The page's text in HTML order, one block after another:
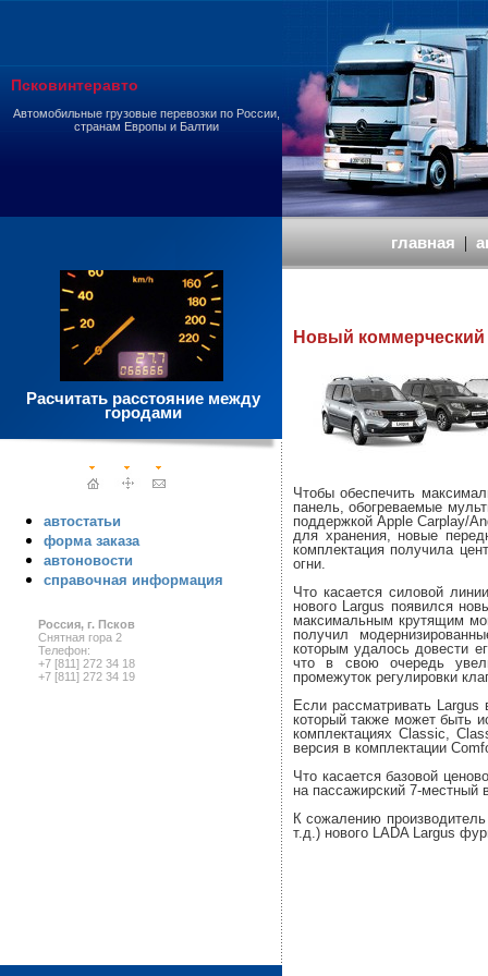
Псковинтеравто
Автомобильные грузовые перевозки по России,
странам Европы и Балтии
Расчитать расстояние между
городами
автостатьи
форма заказа
автоновости
справочная информация
Россия, г. Псков
Снятная гора 2
Телефон:
+7 [811] 272 34 18
+7 [811] 272 34 19
главная |
Новый коммерческий
Чтобы обеспечить
панель, обогреваемые
поддержкой Apple Carplay/
для хранения, новые
комплектация получила
огни.
Что касается силовой
нового Largus появился
максимальным крутящим
получил
которым удалось довести
что в свою очередь
промежуток регулировки
Если рассматривать Largus
который также может быть
комплектациях Classic,
версия в комплектации
Что касается базовой
на пассажирский 7-местный
К сожалению
т.д.) нового LADA Largus